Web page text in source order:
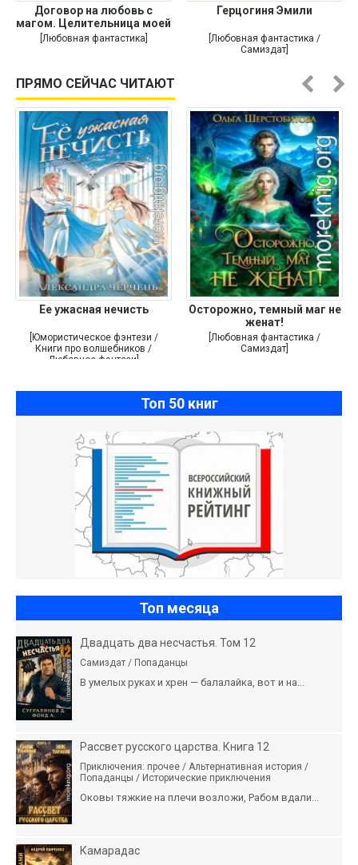
Договор на любовь с
магом. Целительница моей
души
[Любовная фантастика]
Герцогиня Эмили
[Любовная фантастика /
Самиздат]
ПРЯМО СЕЙЧАС ЧИТАЮТ
Ее ужасная нечисть
[Юмористическое фэнтези /
Книги про волшебников /
Любовное фэнтези]
Осторожно, темный маг не
женат!
[Любовная фантастика /
Самиздат]
Топ 50 книг
Топ месяца
Двадцать два несчастья. Том 12
Самиздат / Попаданцы
В умелых руках и хрен — балалайка, вот и на...
Рассвет русского царства. Книга 12
Приключения: прочее / Альтернативная история /
Попаданцы / Исторические приключения
Оковы тяжкие на плечи возложи, Рабом вдали...
Камарадас